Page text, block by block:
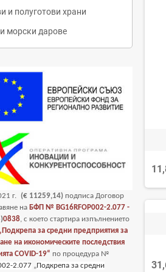
и полуготови храни
морски дарове
г. (€ 11259,14) подписа Договор
на БФП № BG16RFOP002-2.077 -
0838, с което стартира изпълнението
за средни предприятия за
на икономическите последствия
COVID-19“ по процедура №
2.077 „Подкрепа за средни